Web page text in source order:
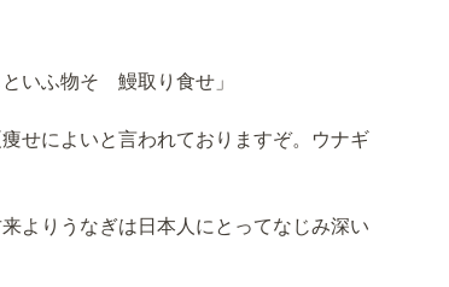
いふ物そ 鰻取り食せ」
せによいと言われておりますぞ。ウナギ
よりうなぎは日本人にとってなじみ深い